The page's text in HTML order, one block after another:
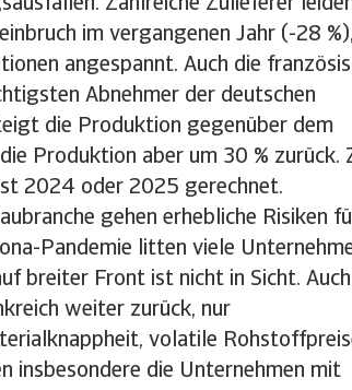
Zahlreiche Zulieferer
im vergangenen Jahr (-28 %),
angespannt. Auch die
Abnehmer der deutschen
die Produktion gegenüber dem
Produktion aber um 30 % zurück.
2024 oder 2025 gerechnet.
gehen erhebliche Risiken
Pandemie litten viele
breiter Front ist nicht in Sicht. Auch
weiter zurück, nur
volatile
insbesondere die Unternehmen mit